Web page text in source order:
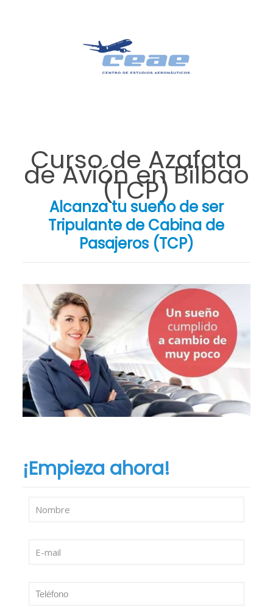
Curso de Azafata
de Avión en Bilbao
(TCP)
Alcanza tu sueño de ser
Tripulante de Cabina de
Pasajeros (TCP)
¡Empieza ahora!